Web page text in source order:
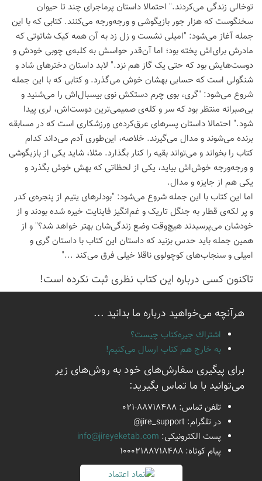
توخالی زندگی می‌کردند." احتمالا داستان پرماجرای چند تا حیوان
سخنگوست که هزار جور بازیگوشی و ورجه‌ورجه می‌کنند. کتابی که با این
جمله آغاز می‌شود: "امیلی نشست و زل زد به آن همه کیک شاتوتی که
مادرش برای‌اش پخته بود؛ اما آن‌قدر حواسش به کلبه‌ی چوبی خودش و
دوست‌هایش بود که حتی یک گاز هم نزد." لابد داستان دخترهای شاد و
شنگولی است که حسابی بهشان خوش می‌گذرد. و کتابی که با این جمله
شروع می‌شود: "گری، بوی چرم دستکش نوی بیسبال‌اش را می‌شنید و
بی‌صبرانه منتظر بود که سر و کله‌ی صمیمی‌ترین دوست‌اش، لری پیدا
شود." احتمالا داستان پسرهای عرق‌کرده‌ی ورزشکاری است که در مسابقه
برنده می‌شوند و مدال می‌گیرند. خلاصه، این‌طوری آدم می‌داند کدام
کتاب را بخواند و می‌تواند بقیه را کنار بگذارد. مثلا، شاید یکی از بازیگوشی
و ورجه‌ورجه خوش‌اش بیاید، یکی از لحظاتی که بهش خوش بگذرد و
یکی هم از جایزه و مدال.
اما این کتاب با این جمله شروع می‌شود: "بودلرهای یتیم از پنجره‌ی کدر
و پر لکه‌ی قطار به جنگل تاریک و غم‌انگیز فاینایت خیره شده بودند و از
خودشان می‌پرسیدند هیچ‌وقت وضع زندگی‌شان بهتر خواهد شد؟" و از
همین جمله باید حدس بزنید که داستان این کتاب با داستان گری و
امیلی و سنجاب‌های کوچولوی ناقلا خیلی فرق می‌کند ..."
تاكنون كسی درباره این كتاب نظری ثبت نكرده است!
هرآنچه می‌خواهید درباره ما بدانید ...
اشتراك جيره‌كتاب چيست؟
به خارج هم كتاب ارسال می‌كنیم!
برای پیگیری سفارش‌های خود به روش‌های زیر
می‌توانید با ما تماس بگیرید:
تلفن تماس: 021-88718488
در تلگرام: @jire_support
پست الكترونیكی: info@jireyeketab.com
پیام كوتاه: 10002188718488